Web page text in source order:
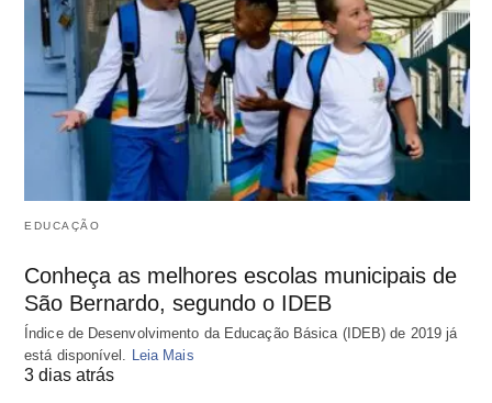
EDUCAÇÃO
Conheça as melhores escolas municipais de
São Bernardo, segundo o IDEB
Índice de Desenvolvimento da Educação Básica (IDEB) de 2019 já
está disponível. Leia Mais
3 dias atrás